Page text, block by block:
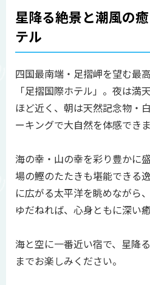
星降る絶景と潮風の
テル
四国最南端・足摺岬を望む最
「足摺国際ホテル」。夜は満
ほど近く、朝は天然記念物・
ーキングで大自然を体感できま
海の幸・山の幸を彩り豊かに
場の鰹のたたきも堪能できる
に広がる太平洋を眺めながら
ゆだねれば、心身ともに深い
海と空に一番近い宿で、星降
までお楽しみください。